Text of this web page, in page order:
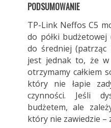
PODSUMOWANIE
TP-Link Neffos C5
do półki
do średniej (patrząc
jest jednak to, że w
otrzymamy całkiem
który nie łapie
czynności. Jeśli
budżetem, ale
który nie zawiedzie –